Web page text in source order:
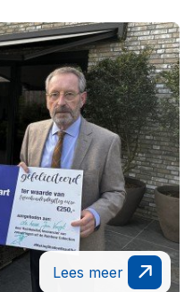
Lees meer